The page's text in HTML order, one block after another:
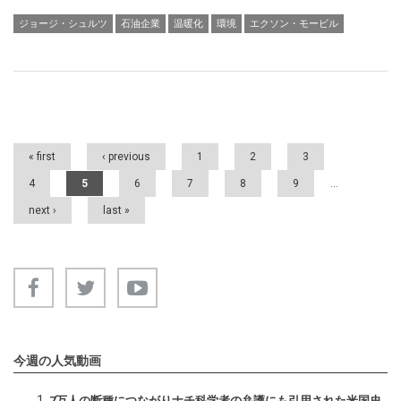
ジョージ・シュルツ 石油企業 温暖化 環境 エクソン・モービル
Pages
« first ‹ previous 1 2 3
4 5 6 7 8 9 …
next › last »
今週の人気動画